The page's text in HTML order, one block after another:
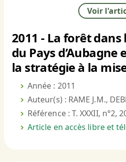
Voir
2011 - La forêt
du Pays d’Aubagne
la stratégie à la
Année : 2011
Auteur(s) : RAME J.M.,
Référence : T. XXXII, n°2,
Article en accès libre et